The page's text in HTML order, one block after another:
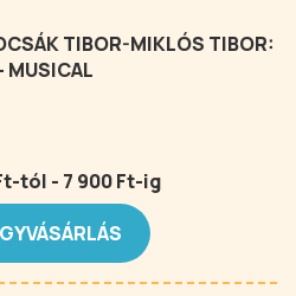
TIBOR-MIKLÓS TIBOR:
MUSICAL
tól - 7 900 Ft-ig